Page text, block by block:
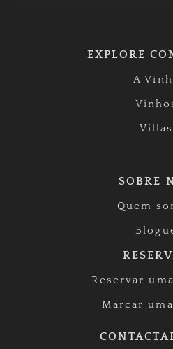
EXPLORE
A
Villas
SOBRE
Quem
Reservar
Marcar